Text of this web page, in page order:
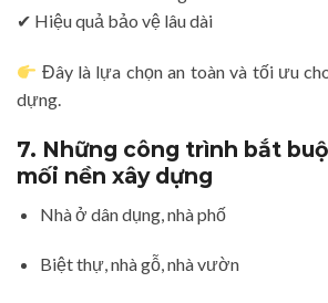
✔ Hiệu quả bảo vệ lâu dài
Đây là lựa chọn an toàn và tối ưu
dựng.
7. Những công trình bắt
mối nền xây dựng
Nhà ở dân dụng, nhà phố
Biệt thự, nhà gỗ, nhà vườn